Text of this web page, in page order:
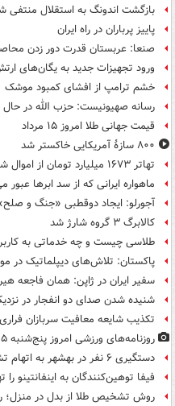
بازگشت اندونگ به استقلال منتفی
پاییز پرباران در راه ایران
صنعا: عربستان قدرت دور زدن
ورود تجهیزات جدید به یگان‌های
خشم ترامپ از افشای کمبود موشک
رسانه صهیونیست: حزب الله در حال
قیمت جهانی طلا امروز ۱۵ مرداد
۸۰۰ سازۀ آمریکایی خاکستر شد
تهاتر ۱۶۷۳ میلیارد تومان از اموال شرکت‌های تراستی
ماهواره ایرانی که از سد ابرها عبور
آجورلو: ایجاد دوقطبی «جنگ و
کالابرگ ۳ گروه شارژ شد
طلاسی چیست و چه خدماتی به
پاکستان: تلاش‌های دیپلماتیک در
سفیر ایران در ژاپن: همان فاجعه
شنیده شدن صدای دو انفجار در
تکذیب شایعه معافیت سربازان فراری
روزنامه‌های ورزشی امروز پنج‌شنبه ۱۵ مرداد ۱۴۰۵
دستگیری ۶ نفر در بهشهر به اتهام تشویش اذهان عمومی
فیفا توهین‌کنندگان به اینفانتینو را
روش تشخیص طلا از بدل در منزل؛